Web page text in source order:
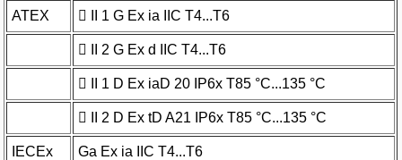
ATEX  II 1 G Ex ia IIC T4...T6
 II 2 G Ex d IIC T4...T6
 II 1 D Ex iaD 20 IP6x T85 °C...135 °C
 II 2 D Ex tD A21 IP6x T85 °C...135 °C
IECEx Ga Ex ia IIC T4...T6